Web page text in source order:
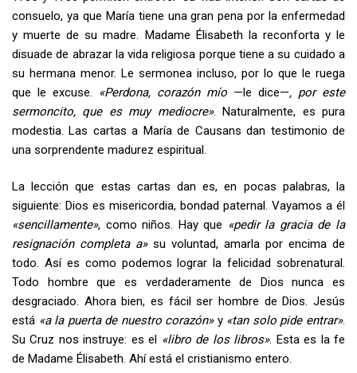
consuelo, ya que María tiene una gran pena por la enfermedad
y muerte de su madre. Madame Élisabeth la reconforta y le
disuade de abrazar la vida religiosa porque tiene a su cuidado a
su hermana menor. Le sermonea incluso, por lo que le ruega
que le excuse.
«Perdona, corazón mío —le dice—, por este
sermoncito, que es muy mediocre». Naturalmente, es pura
modestia. Las cartas a María de Causans dan testimonio de
una sorprendente madurez espiritual.
La lección que estas cartas dan es, en pocas palabras, la
siguiente: Dios es misericordia, bondad paternal. Vayamos a él
«sencillamente», como niños. Hay que «pedir la gracia de la
resignación completa a»su voluntad, amarla por encima de
todo. Así es como podemos lograr la felicidad sobrenatural.
Todo hombre que es verdaderamente de Dios nunca es
desgraciado. Ahora bien, es fácil ser hombre de Dios. Jesús
está «a la puerta de nuestro corazón»y «tan solo pide entrar».
Su Cruz nos instruye: es el «libro de los libros». Esta es la fe
de Madame Élisabeth. Ahí está el cristianismo entero.